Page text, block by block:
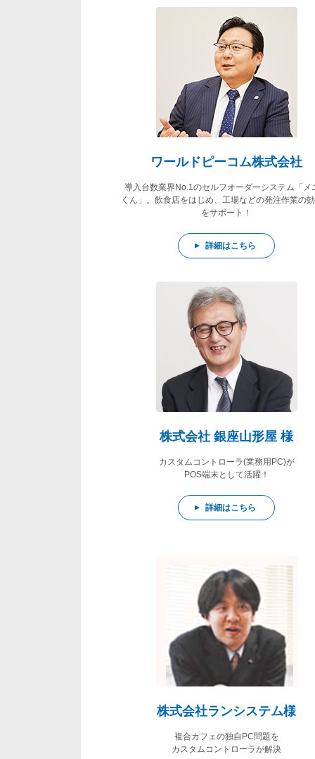
ワールドピーコム株式会社
導入台数業界No.1のセルフオーダーシステム「メ
くん」。飲食店をはじめ、工場などの発注作業の
をサポート！
詳細はこちら
株式会社 銀座山形屋 様
カスタムコントローラ(業務用PC)が
POS端末として活躍！
詳細はこちら
株式会社ランシステム様
複合カフェの独自PC問題を
カスタムコントローラが解決